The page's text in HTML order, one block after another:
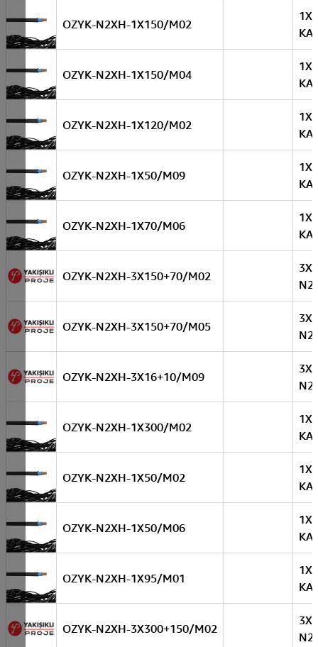
OZYK-N2XH-1X150/M02
OZYK-N2XH-1X150/M04
OZYK-N2XH-1X120/M02
OZYK-N2XH-1X50/M09
OZYK-N2XH-1X70/M06
OZYK-N2XH-3X150+70/M02
OZYK-N2XH-3X150+70/M05
OZYK-N2XH-3X16+10/M09
OZYK-N2XH-1X300/M02
OZYK-N2XH-1X50/M02
OZYK-N2XH-1X50/M06
OZYK-N2XH-1X95/M01
OZYK-N2XH-3X300+150/M02